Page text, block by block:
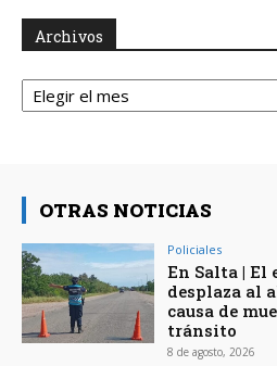
Archivos
Archivos
OTRAS NOTICIAS
Policiales
En Salta | El
desplaza al
causa de
tránsito
8 de agosto, 2026